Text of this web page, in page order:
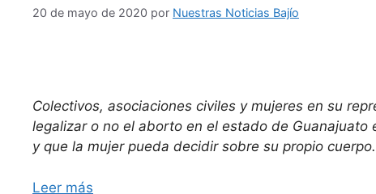
20 de mayo de 2020 por Nuestras Noticias Bajío
Colectivos, asociaciones civiles y mujeres en su
legalizar o no el aborto en el estado de
y que la mujer pueda decidir sobre su propio cuerpo.
Leer más